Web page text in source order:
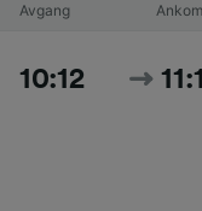
Avgang
10:12